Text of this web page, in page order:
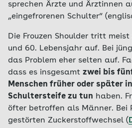
sprechen Ärzte und Ärztinnen
„eingefrorenen Schulter“
Die Frouzen Shoulder tritt
und 60. Lebensjahr auf. Bei
das Problem eher selten auf.
dass es insgesamt zwei bis
Menschen früher oder später
Schultersteife zu tun haben.
öfter betroffen als Männer. Bei
gestörten Zuckerstoffwechsel (